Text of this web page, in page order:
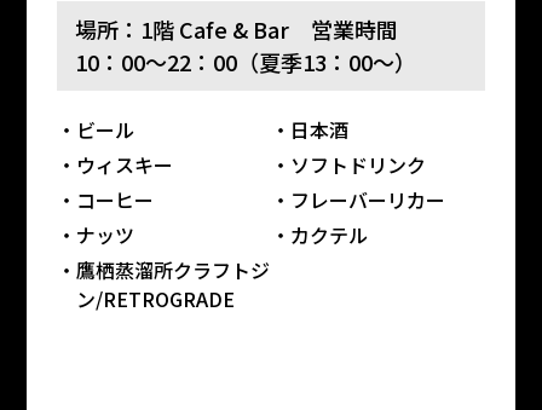
場所：1階 Cafe & Bar 営業時間
10：00～22：00（夏季13：00～）
ビール
日本酒
ウィスキー
ソフトドリンク
コーヒー
フレーバーリカー
ナッツ
カクテル
鷹栖蒸溜所クラフトジ
ン/RETROGRADE